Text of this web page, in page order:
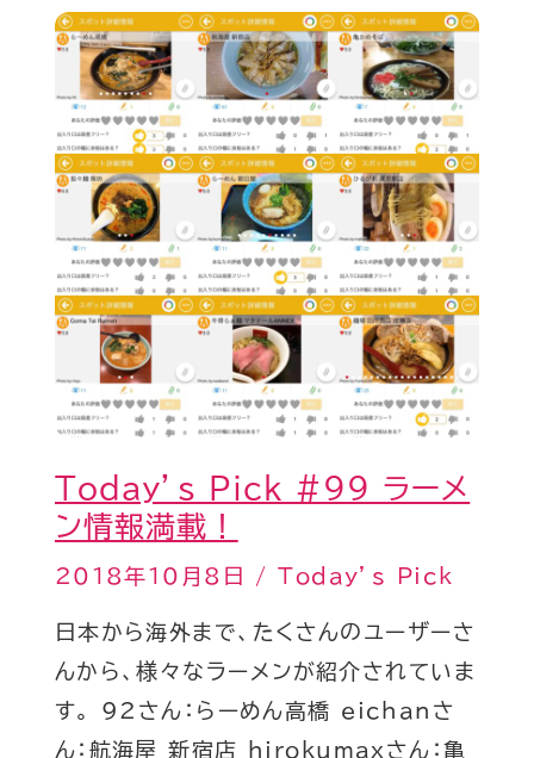
Today’s Pick #99 ラーメ
ン情報満載！
2018年10月8日 /Today’s Pick
日本から海外まで、たくさんのユーザーさ
んから、様々なラーメンが紹介されていま
す。 92さん：らーめん高橋 eichanさ
ん：航海屋 新宿店 hirokumaxさん：亀
Today’s
Pick
#99
ラ
ー
ン
情
満
載！